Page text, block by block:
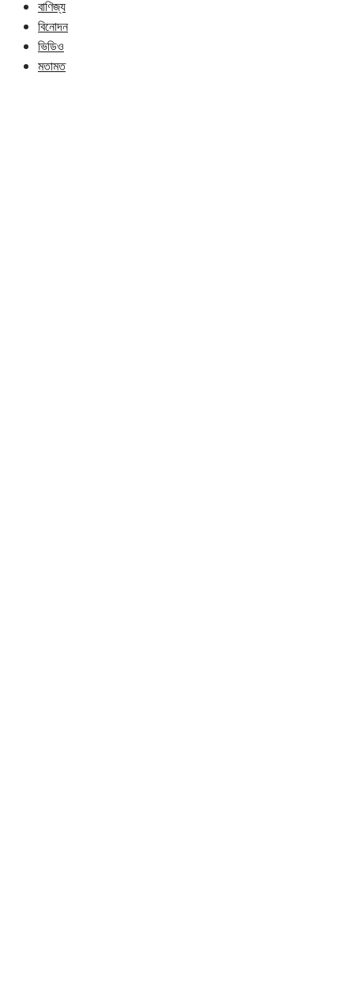
বাণিজ্য
বিনোদন
ভিডিও
মতামত